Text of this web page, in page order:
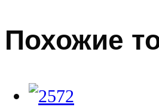
Похожие